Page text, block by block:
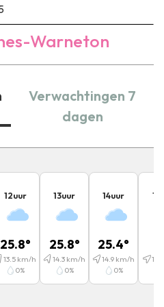
Warneton
Verwachtingen 7
dagen
12uur
25.8°
13.5km/h
0%
13uur
25.8°
14.3km/h
0%
14uur
25.4°
14.9km/h
0%
15
14.1